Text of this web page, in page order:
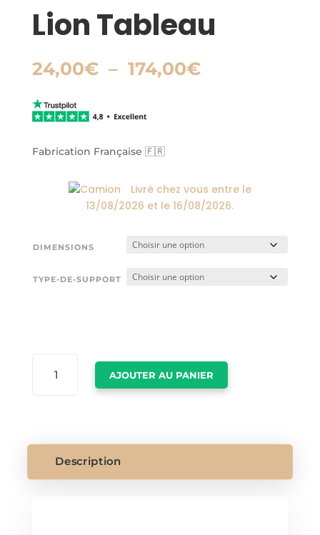
Lion Tableau
24,00€ – 174,00€Plage
Fabrication Française 🇫🇷
Livré chez vous entre le
13/08/2026 et le16/08/2026.
DIMENSIONS
TYPE-DE-SUPPORT
AJOUTER AU PANIER
Description